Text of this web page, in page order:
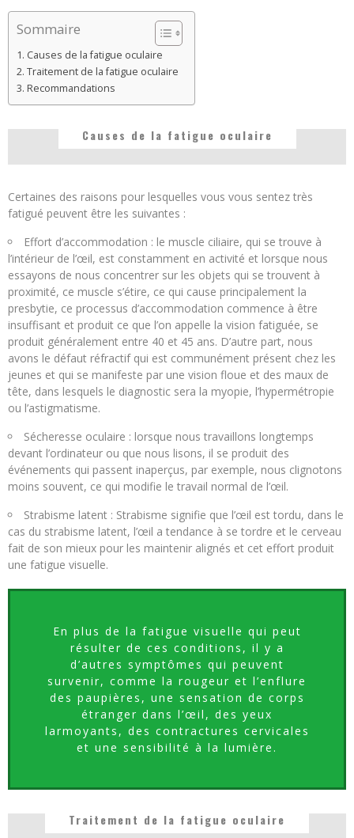
Sommaire
Causes de la fatigue oculaire
Traitement de la fatigue oculaire
Recommandations
Causes de la fatigue oculaire
Certaines des raisons pour lesquelles vous vous sentez très
fatigué peuvent être les suivantes :
Effort d’accommodation : le muscle ciliaire, qui se trouve à
l’intérieur de l’œil, est constamment en activité et lorsque nous
essayons de nous concentrer sur les objets qui se trouvent à
proximité, ce muscle s’étire, ce qui cause principalement la
presbytie, ce processus d’accommodation commence à être
insuffisant et produit ce que l’on appelle la vision fatiguée, se
produit généralement entre 40 et 45 ans. D’autre part, nous
avons le défaut réfractif qui est communément présent chez les
jeunes et qui se manifeste par une vision floue et des maux de
tête, dans lesquels le diagnostic sera la myopie, l’hypermétropie
ou l’astigmatisme.
Sécheresse oculaire : lorsque nous travaillons longtemps
devant l’ordinateur ou que nous lisons, il se produit des
événements qui passent inaperçus, par exemple, nous clignotons
moins souvent, ce qui modifie le travail normal de l’œil.
Strabisme latent : Strabisme signifie que l’œil est tordu, dans le
cas du strabisme latent, l’œil a tendance à se tordre et le cerveau
fait de son mieux pour les maintenir alignés et cet effort produit
une fatigue visuelle.
En plus de la fatigue visuelle qui peut
résulter de ces conditions, il y a
d’autres symptômes qui peuvent
survenir, comme la rougeur et l’enflure
des paupières, une sensation de corps
étranger dans l’œil, des yeux
larmoyants, des contractures cervicales
et une sensibilité à la lumière.
Traitement de la fatigue oculaire